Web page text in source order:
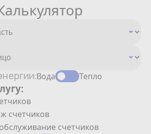
лица
Вода Тепло
счетчиков
счетчиков